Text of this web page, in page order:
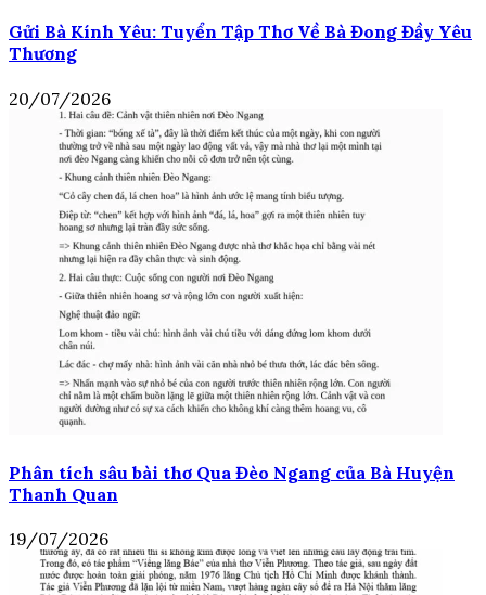
Gửi Bà Kính Yêu: Tuyển Tập Thơ Về Bà Đong Đầy Yêu
Thương
20/07/2026
Phân tích sâu bài thơ Qua Đèo Ngang của Bà Huyện
Thanh Quan
19/07/2026